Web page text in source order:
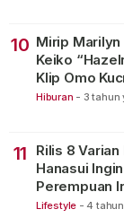
10 Mirip
Keiko
Klip Omo
Hiburan - 3 tahun
11
Rilis 8
Hanasui
Perempuan
Lifestyle - 4